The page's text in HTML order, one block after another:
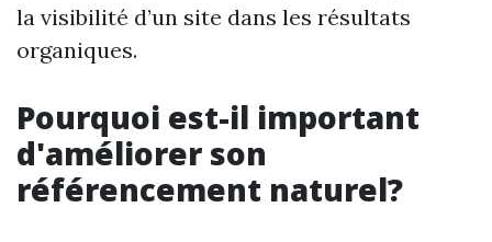
la visibilité d’un site dans les résultats
organiques.
Pourquoi est-il important
d'améliorer son
référencement naturel?